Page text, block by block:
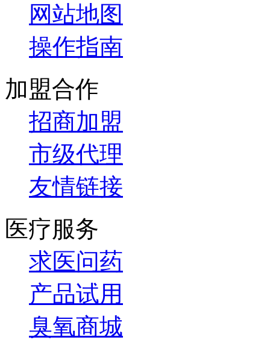
网站地图
操作指南
加盟合作
招商加盟
市级代理
友情链接
医疗服务
求医问药
产品试用
臭氧商城